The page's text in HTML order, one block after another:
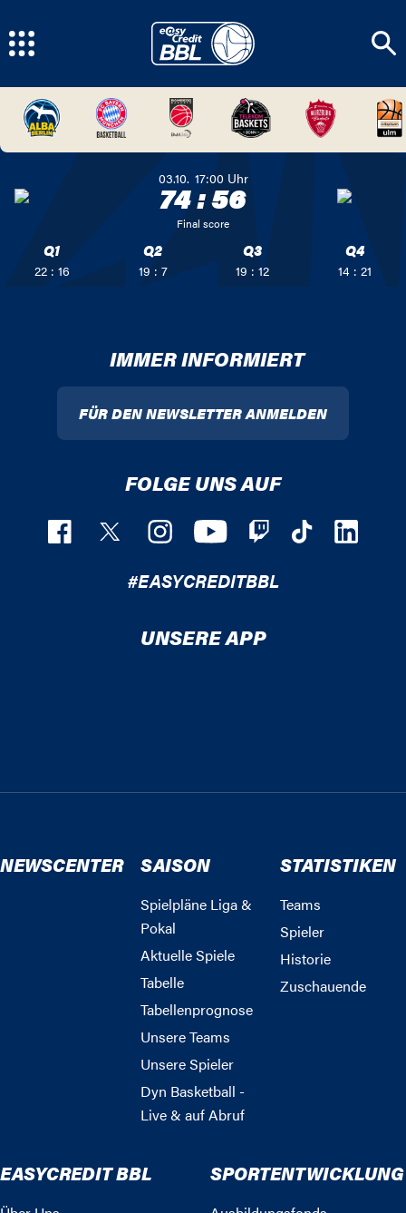
03.10. 17:00 Uhr
74:56
Final score
Q1
22 : 16
Q2
19 : 7
Q3
19 : 12
Q4
14 : 21
IMMER INFORMIERT
FÜR DEN NEWSLETTER ANMELDEN
FOLGE UNS AUF
#EASYCREDITBBL
UNSERE APP
NEWSCENTER SAISON
Spielpläne Liga &
Pokal
Aktuelle Spiele
Tabelle
Tabellenprognose
Unsere Teams
Unsere Spieler
Dyn Basketball -
Live & auf Abruf
STATISTIKEN
Teams
Spieler
Historie
Zuschauende
EASYCREDIT BBL SPORTENTWICKLUNG